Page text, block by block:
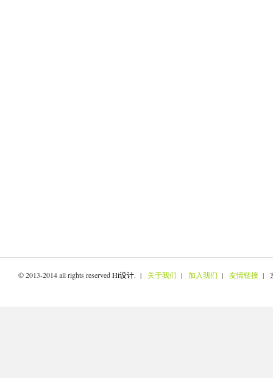
© 2013-2014 all rights reservedHi设计. | 关于我们 | 加入我们 | 友情链接 |